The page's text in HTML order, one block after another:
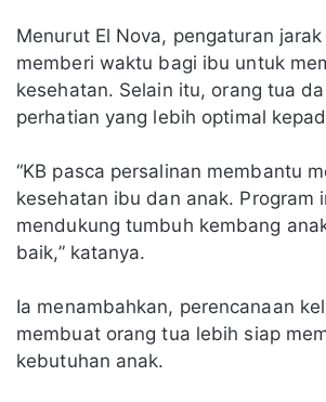
Menurut El Nova, pengaturan
memberi waktu bagi ibu untuk
kesehatan. Selain itu, orang tua
perhatian yang lebih optimal
“KB pasca persalinan membantu
kesehatan ibu dan anak. Program
mendukung tumbuh kembang
baik,” katanya.
Ia menambahkan, perencanaan
membuat orang tua lebih siap
kebutuhan anak.